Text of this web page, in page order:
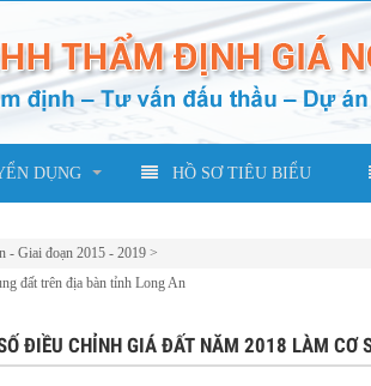
DỤNG HỒ SƠ TIÊU BIỂU
- Giai đoạn 2015 - 2019 >
đất trên địa bàn tỉnh Long An
ĐIỀU CHỈNH GIÁ ĐẤT NĂM 2018 LÀM CƠ